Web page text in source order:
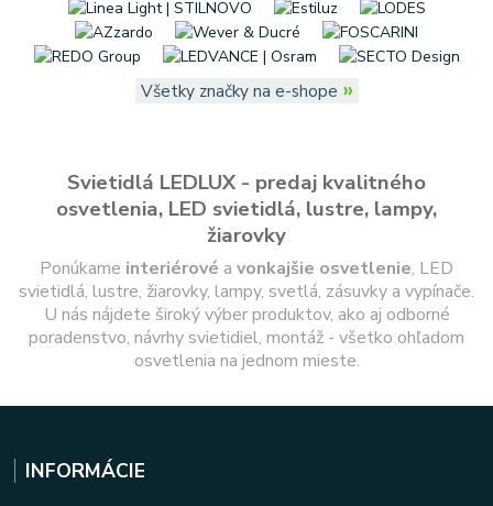
Všetky značky na e-shope »
Svietidlá LEDLUX - predaj kvalitného
osvetlenia, LED svietidlá, lustre, lampy,
žiarovky
Ponúkame interiérové a vonkajšie osvetlenie, LED
svietidlá, lustre, žiarovky, lampy, svetlá, zásuvky a vypínače.
U nás nájdete široký výber produktov, ako aj odborné
poradenstvo, návrhy svietidiel, montáž - všetko ohľadom
osvetlenia na jednom mieste.
INFORMÁCIE